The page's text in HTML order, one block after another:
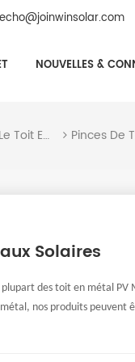
echo@joinwinsolar.com
NOUVELLES &
Système De Montage Solaire Sur Le Toit En Métal Pinces De
Solaires
des toit en métal PV
nos produits peuvent